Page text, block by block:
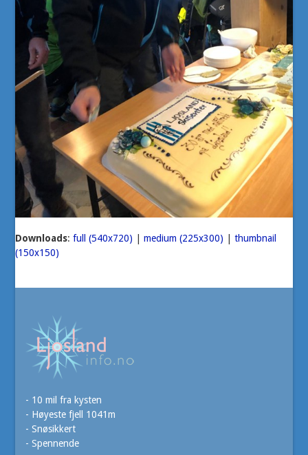
Downloads:full (540x720) |medium (225x300) |thumbnail
(150x150)
- 10 mil fra kysten
- Høyeste fjell 1041m
- Snøsikkert
- Spennende